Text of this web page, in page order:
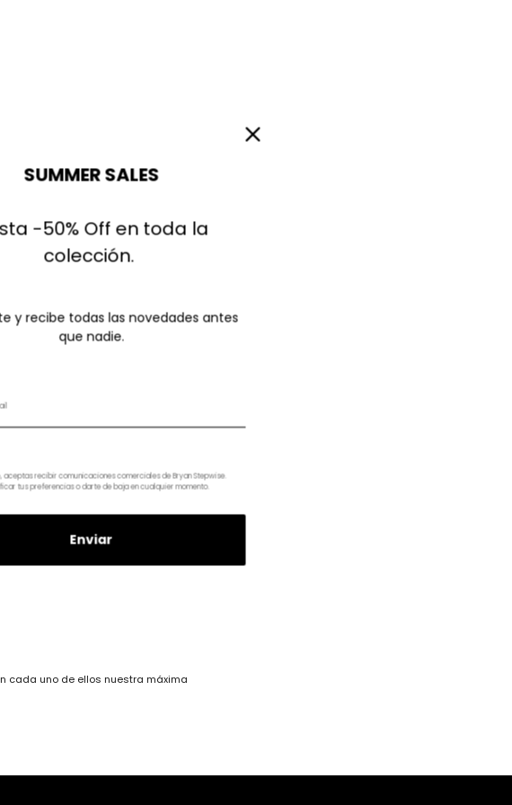
cada uno de ellos nuestra máxima
SUMMER SALES
-50% Off en toda la
colección.
y recibe todas las novedades antes
que nadie.
aceptas recibir comunicaciones comerciales de Bryan Stepwise.
tus preferencias o darte de baja en cualquier momento.
Enviar